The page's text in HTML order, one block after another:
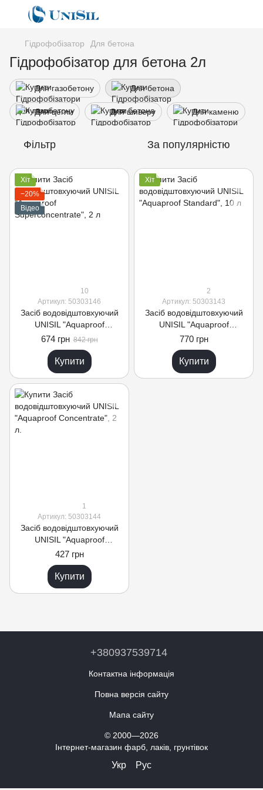
Гідрофобізатор Для бетона
Гідрофобізатор для бетона 2л
Для газобетону Для бетона
Для цегли Для шиверу Для каменю
Фільтр За популярністю
Хіт
−20%
Відео
10
Артикул: 50303146
Засіб водовідштовхуючий
UNISIL "Aquaproof
Superconcentrate", 2 л
674 грн 842 грн
Купити
Хіт
2
Артикул: 50303143
Засіб водовідштовхуючий
UNISIL "Aquaproof
Standard", 10 л
770 грн
Купити
1
Артикул: 50303144
Засіб водовідштовхуючий
UNISIL "Aquaproof
Concentrate", 2 л.
427 грн
Купити
+380937539714
Контактна інформація
Повна версія сайту
Мапа сайту
© 2000—2026
Інтернет-магазин фарб, лаків, грунтівок
Укр Рус